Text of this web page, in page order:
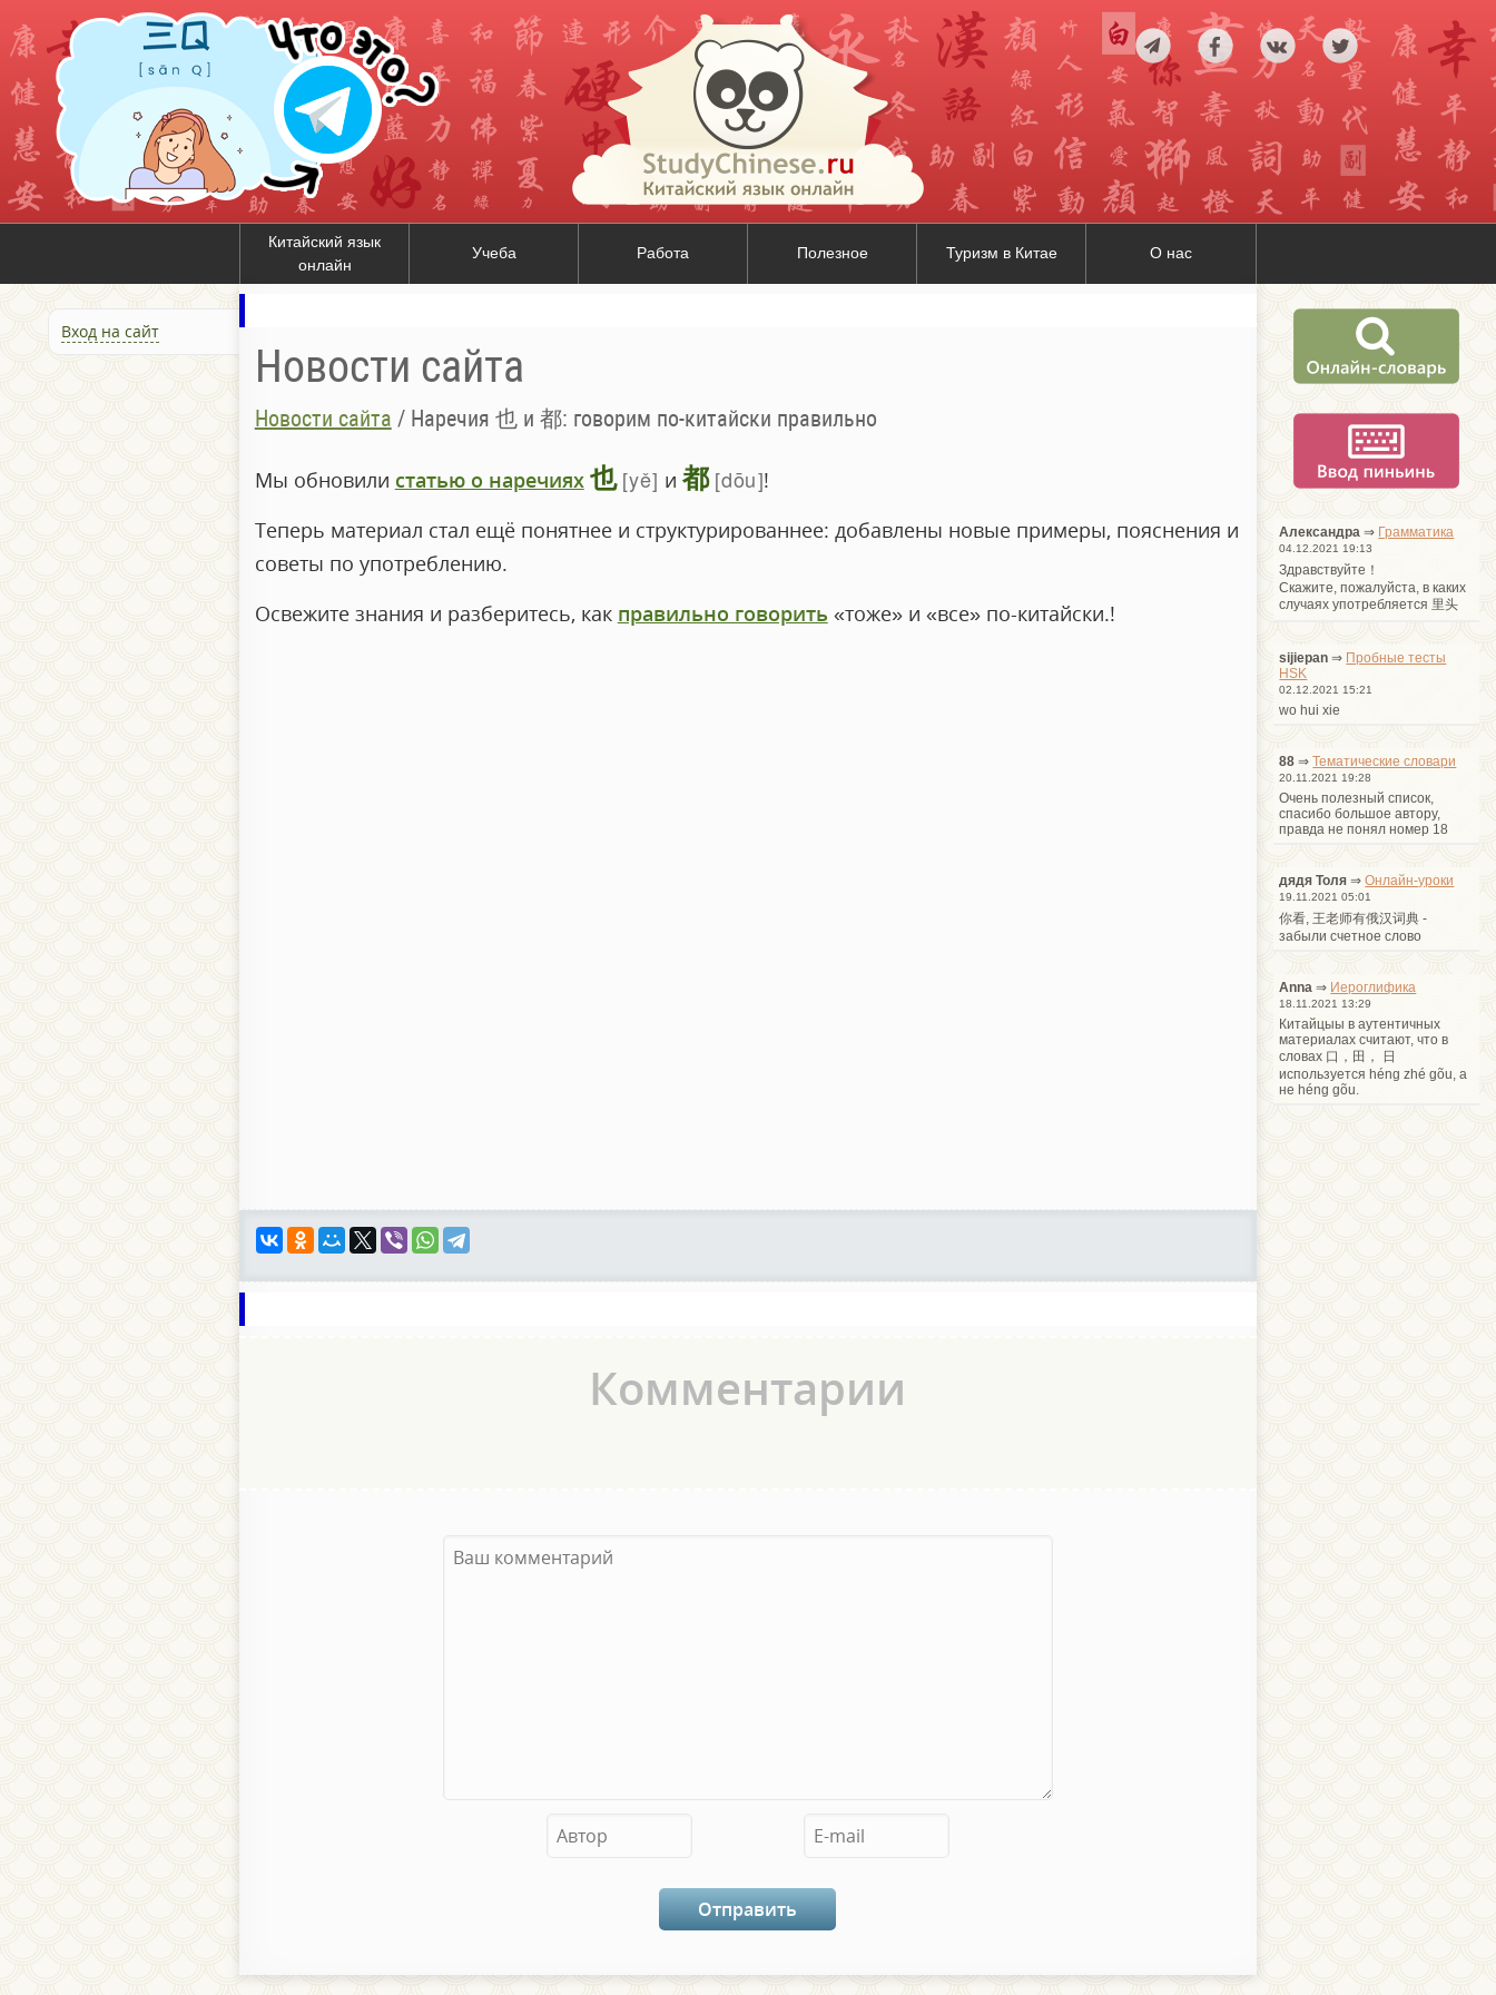
Китайский язык
онлайн
Учеба Работа Полезное Туризм в Китае О нас
Вход на сайт
Новости сайта
Новости сайта / Наречия 也 и 都: говорим по-китайски правильно
Мы обновили статью о наречиях 也 yě и 都 dōu !
Теперь материал стал ещё понятнее и структурированнее: добавлены новые примеры, пояснения и
советы по употреблению.
Освежите знания и разберитесь, как правильно говорить «тоже» и «все» по-китайски.!
Комментарии
Александра ⇒ Грамматика
04.12.2021 19:13
Здравствуйте！
Cкажите, пожалуйста, в каких
случаях употребляется 里头
sijiepan ⇒ Пробные тесты
HSK
02.12.2021 15:21
wo hui xie
88 ⇒Тематические словари
20.11.2021 19:28
Очень полезный список,
спасибо большое автору,
правда не понял номер 18
дядя Толя ⇒Онлайн-уроки
19.11.2021 05:01
你看, 王老师有俄汉词典 -
забыли счетное слово
Anna ⇒ Иероглифика
18.11.2021 13:29
Китайцыы в аутентичных
материалах считают, что в
словах 口，田， 日
используется héng zhé gõu, а
не héng gõu.